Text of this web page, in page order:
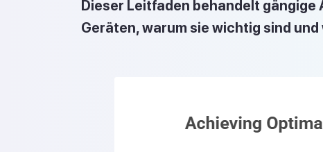
Dieser Leitfaden behandelt
Geräten, warum sie wichtig sind